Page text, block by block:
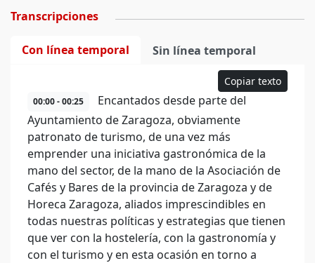
Transcripciones
Con línea temporal Sin línea temporal
Copiar texto
00:00 - 00:25
Encantados desde parte del
Ayuntamiento de Zaragoza, obviamente
patronato de turismo, de una vez más
emprender una iniciativa gastronómica de la
mano del sector, de la mano de la Asociación de
Cafés y Bares de la provincia de Zaragoza y de
Horeca Zaragoza, aliados imprescindibles en
todas nuestras políticas y estrategias que tienen
que ver con la hostelería, con la gastronomía y
con el turismo y en esta ocasión en torno a